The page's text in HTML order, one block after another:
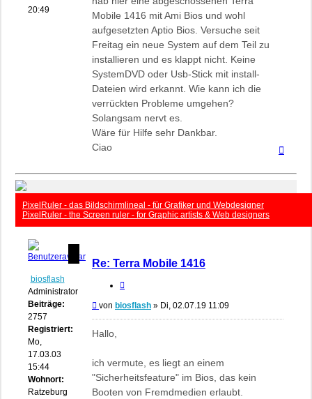
20:49
Mobile 1416 mit Ami Bios und wohl
aufgesetzten Aptio Bios. Versuche seit
Freitag ein neue System auf dem Teil zu
installieren und es klappt nicht. Keine
SystemDVD oder Usb-Stick mit install-
Dateien wird erkannt. Wie kann ich die
verrückten Probleme umgehen?
Solangsam nervt es.
Wäre für Hilfe sehr Dankbar.
Ciao
PixelRuler - das Bildschirmlineal - für Grafiker und Webdesigner
PixelRuler - the Screen ruler - for Graphic artists & Web designers
biosflash
Administrator
Beiträge:
2757
Registriert:
Mo,
17.03.03
15:44
Wohnort:
Ratzeburg,
Re: Terra Mobile 1416
Beitrag
von biosflash » Di, 02.07.19 11:09
Hallo,
ich vermute, es liegt an einem
"Sicherheitsfeature" im Bios, das kein
Booten von Fremdmedien erlaubt.